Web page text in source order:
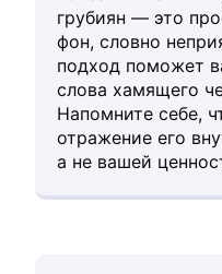
грубиян — это
фон, словно
подход поможет
слова хамящего
Напомните себе,
отражение его
а не вашей